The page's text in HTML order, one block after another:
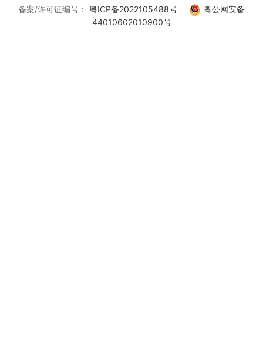
备案/许可证编号： 粤ICP备2022105488号
粤公网安备
44010602010900号